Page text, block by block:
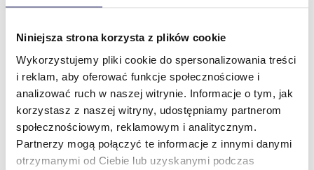
Niniejsza strona korzysta z plików cookie
Wykorzystujemy pliki cookie do spersonalizowania treści
i reklam, aby oferować funkcje społecznościowe i
analizować ruch w naszej witrynie. Informacje o tym, jak
korzystasz z naszej witryny, udostępniamy partnerom
społecznościowym, reklamowym i analitycznym.
Partnerzy mogą połączyć te informacje z innymi danymi
otrzymanymi od Ciebie lub uzyskanymi podczas
Nie czekaj – skontaktuj się z nami już dziś i
Skorzystaj z formularza
kontaktowego i uzyskaj
dofinansowanie!